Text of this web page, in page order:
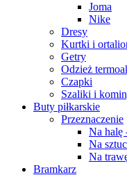
Joma
Nike
Dresy
Kurtki i
Getry
Odzież
Czapki
Szaliki i
Buty piłkarskie
Przeznaczenie
Na halę
Na
Na
Bramkarz